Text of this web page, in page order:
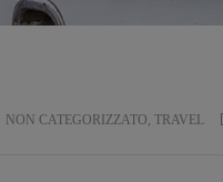
NON CATEGORIZZATO, TRAVEL